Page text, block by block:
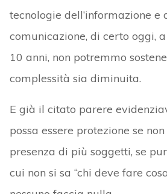
tecnologie dell’informazione e
comunicazione, di certo oggi,
10 anni, non potremmo
complessità sia diminuita.
E già il citato parere
possa essere protezione se
presenza di più soggetti, se
cui non si sa “chi deve fare